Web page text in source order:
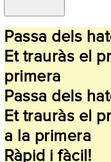
Passa dels
Et trauràs el
primera
Passa dels
Et trauràs el
a la primera
Ràpid i fàcil!